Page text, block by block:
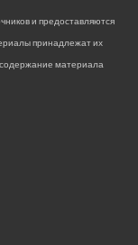
и предоставляются
принадлежат их
материала